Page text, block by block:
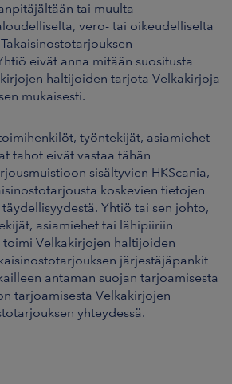
tai muulta
vero- tai oikeudelliselta
eivät anna mitään suositusta
haltijoiden tarjota Velkakirjoja
mukaisesti.
työntekijät, asiamiehet
tahot eivät vastaa tähän
sisältyvien HKScania,
koskevien tietojen
Yhtiö tai sen johto,
asiamiehet tai lähipiiriin
Velkakirjojen haltijoiden
järjestäjäpankit
antaman suojan tarjoamisesta
tarjoamisesta Velkakirjojen
yhteydessä.